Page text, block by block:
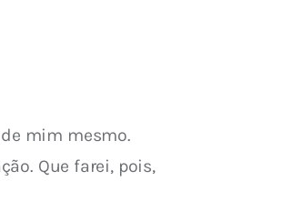
mim mesmo.
Que farei, pois,